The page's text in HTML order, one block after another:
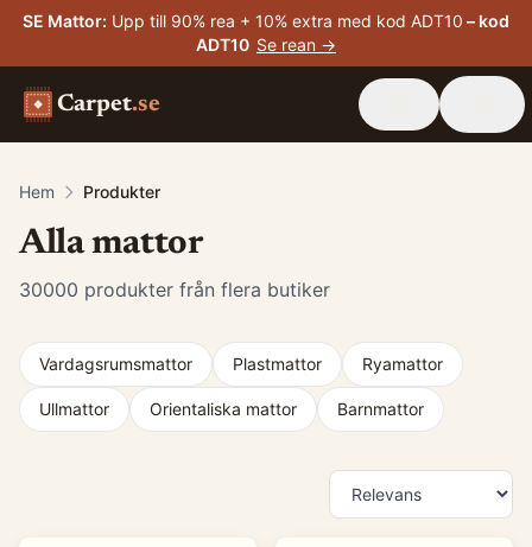
SE Mattor: Upp till 90% rea + 10% extra med kod ADT10 – kod
ADT10 Se rean →
Carpet.se
Hem Produkter
Alla mattor
30000 produkter från flera butiker
Vardagsrumsmattor Plastmattor Ryamattor
Ullmattor Orientaliska mattor Barnmattor